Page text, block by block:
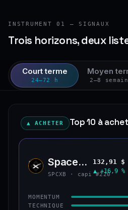
INSTRUMENT 01 — SIGNAUX
Trois horizons, deux
Court terme
24–72 h
Moyen
2–8
▲ ACHETER Top 10 à
SPCX SpaceX
SPCXB · capi #220
132,91 $
▲ +16,9 %
MOMENTUM
TECHNIQUE